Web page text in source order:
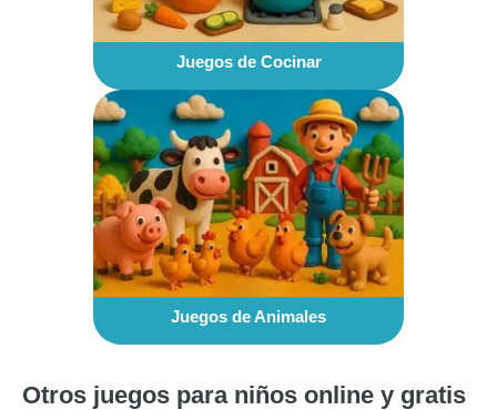
Juegos de Cocinar
Juegos de Animales
Otros juegos para niños online y gratis